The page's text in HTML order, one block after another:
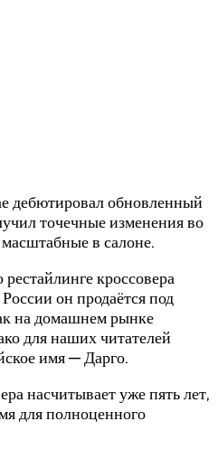
дебютировал обновленный
точечные изменения во
в салоне.
кроссовера
он продаётся под
на домашнем рынке
для наших читателей
имя — Дарго.
насчитывает уже пять лет,
для полноценного